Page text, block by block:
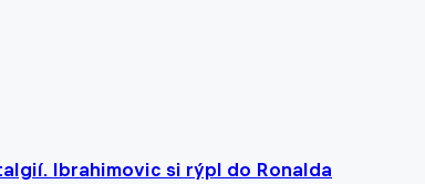
Ibrahimovic si rýpl do Ronalda